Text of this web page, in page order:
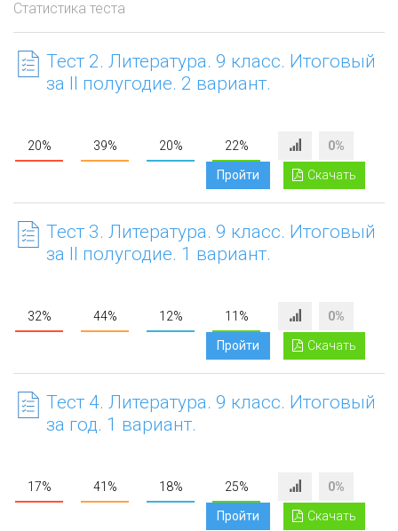
Статистика теста
Тест 2. Литература. 9 класс. Итоговый
за II полугодие. 2 вариант.
20% 39% 20% 22% 0%
Скачать
Пройти
Тест 3. Литература. 9 класс. Итоговый
за II полугодие. 1 вариант.
32% 44% 12% 11% 0%
Скачать
Пройти
Тест 4. Литература. 9 класс. Итоговый
за год. 1 вариант.
17% 41% 18% 25% 0%
Скачать
Пройти